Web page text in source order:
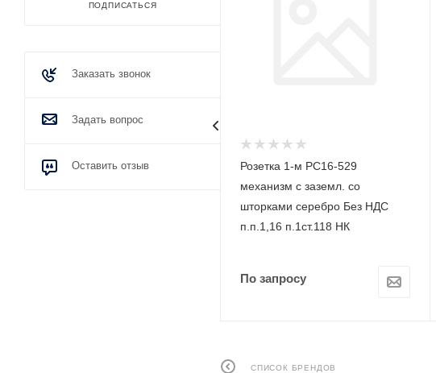
Изолента ПВХ 0,15 x 19 мм х 20
Розетка 1-м РС16-529
механизм с заземл. со
шторками серебро Без НДС
п.п.1,16 п.1ст.118 НК
По запросу
СПИСОК БРЕНДОВ
ПОДПИСАТЬСЯ
Заказать звонок
Задать вопрос
Оставить отзыв